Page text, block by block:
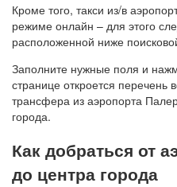
Кроме того, такси из/в
режиме онлайн – для этого
расположенной ниже
Заполните нужные поля и
странице откроется перечень
трансфера из аэропорта
города.
Как добраться от
до центра города